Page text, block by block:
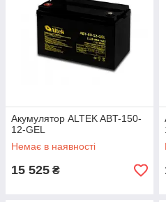
Акумулятор ALTEK ABT-150-
12-GEL
Немає в наявності
15 525 ₴